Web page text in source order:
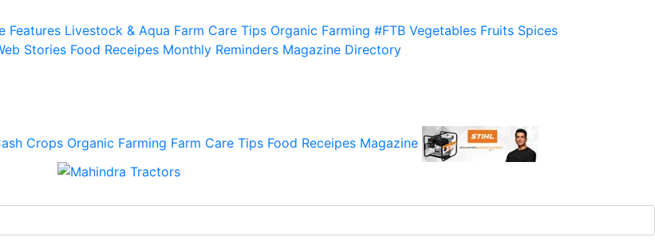
Features Livestock & Aqua Farm Care Tips Organic Farming #FTB Vegetables Fruits Spices
Stories Food Receipes Monthly Reminders Magazine Directory
Crops Organic Farming Farm Care Tips Food Receipes Magazine